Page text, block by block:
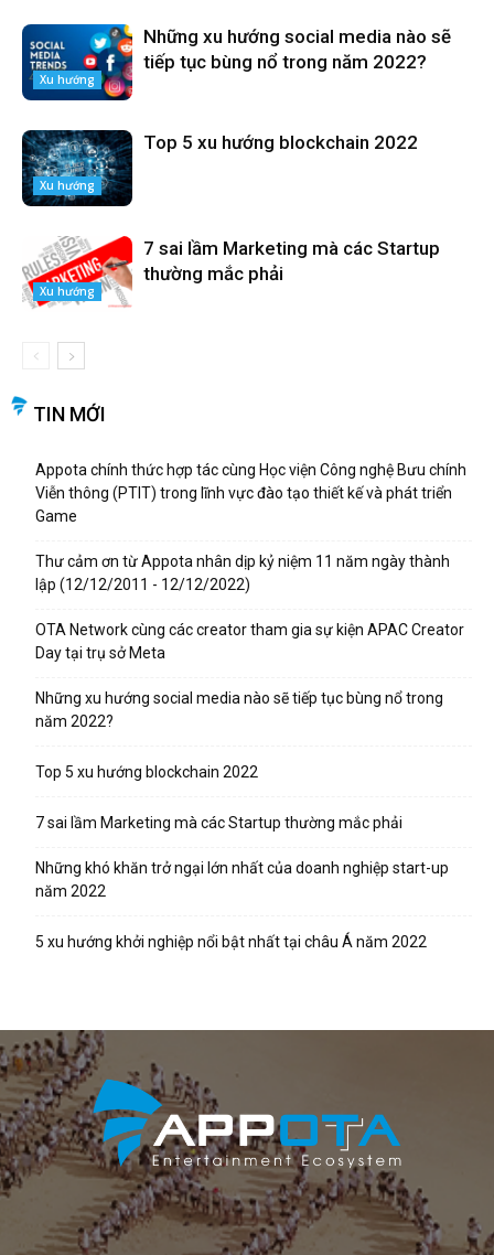
Xu hướng
Những xu hướng social media nào sẽ
tiếp tục bùng nổ trong năm 2022?
Xu hướng
Top 5 xu hướng blockchain 2022
Xu hướng
7 sai lầm Marketing mà các Startup
thường mắc phải
TIN MỚI
Appota chính thức hợp tác cùng Học viện Công nghệ Bưu chính
Viễn thông (PTIT) trong lĩnh vực đào tạo thiết kế và phát triển
Game
Thư cảm ơn từ Appota nhân dịp kỷ niệm 11 năm ngày thành
lập (12/12/2011 - 12/12/2022)
OTA Network cùng các creator tham gia sự kiện APAC Creator
Day tại trụ sở Meta
Những xu hướng social media nào sẽ tiếp tục bùng nổ trong
năm 2022?
Top 5 xu hướng blockchain 2022
7 sai lầm Marketing mà các Startup thường mắc phải
Những khó khăn trở ngại lớn nhất của doanh nghiệp start-up
năm 2022
5 xu hướng khởi nghiệp nổi bật nhất tại châu Á năm 2022